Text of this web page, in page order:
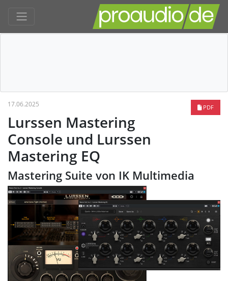
PDF
17.06.2025
Lurssen Mastering
Console und Lurssen
Mastering EQ
Mastering Suite von IK Multimedia